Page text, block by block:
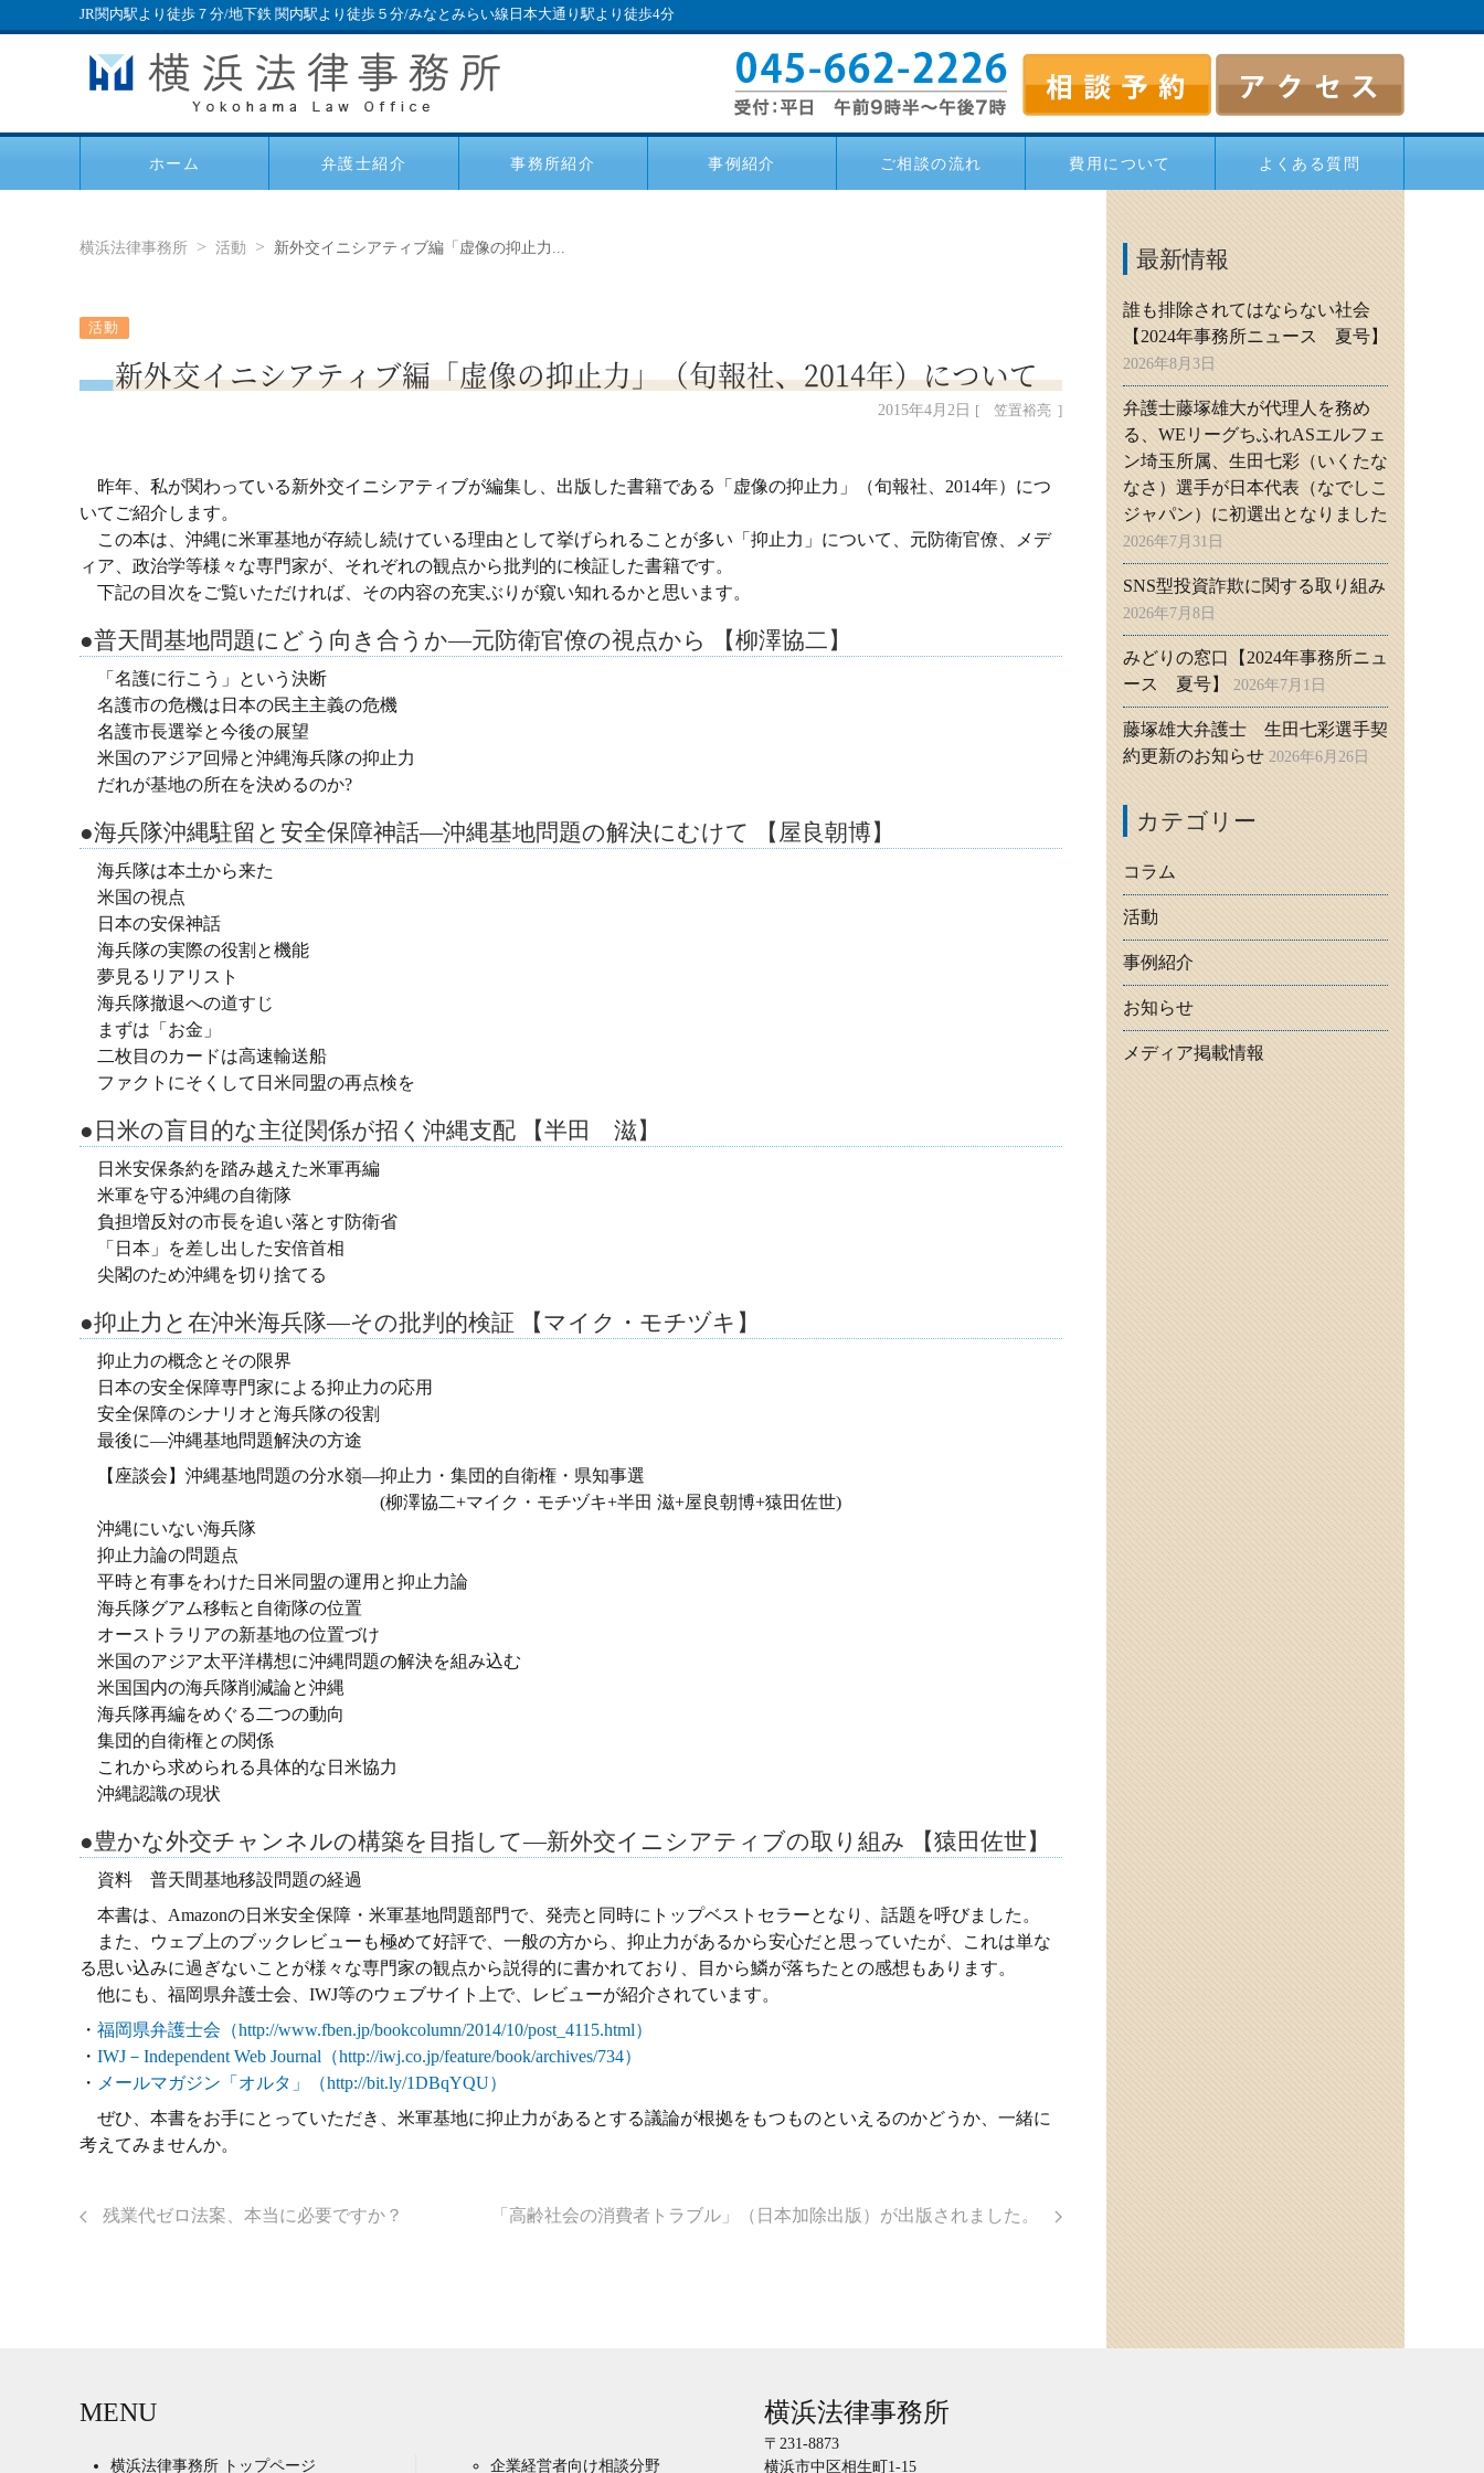
JR関内駅より徒歩７分/地下鉄 関内駅より徒歩５分/みなとみらい線日本大通り駅より徒歩4分
ホーム 弁護士紹介 事務所紹介 事例紹介 ご相談の流れ 費用について よくある質問
横浜法律事務所 活動 新外交イニシアティブ編「虚像の抑止力...
活動
新外交イニシアティブ編「虚像の抑止力」（旬報社、2014年）について
2015年4月2日 笠置裕亮
昨年、私が関わっている新外交イニシアティブが編集し、出版した書籍である「虚像の抑止力」（旬報社、2014年）につ
いてご紹介します。
この本は、沖縄に米軍基地が存続し続けている理由として挙げられることが多い「抑止力」について、元防衛官僚、メデ
ィア、政治学等様々な専門家が、それぞれの観点から批判的に検証した書籍です。
下記の目次をご覧いただければ、その内容の充実ぶりが窺い知れるかと思います。
●普天間基地問題にどう向き合うか—元防衛官僚の視点から 【柳澤協二】
「名護に行こう」という決断
名護市の危機は日本の民主主義の危機
名護市長選挙と今後の展望
米国のアジア回帰と沖縄海兵隊の抑止力
だれが基地の所在を決めるのか?
●海兵隊沖縄駐留と安全保障神話―沖縄基地問題の解決にむけて 【屋良朝博】
海兵隊は本土から来た
米国の視点
日本の安保神話
海兵隊の実際の役割と機能
夢見るリアリスト
海兵隊撤退への道すじ
まずは「お金」
二枚目のカードは高速輸送船
ファクトにそくして日米同盟の再点検を
●日米の盲目的な主従関係が招く沖縄支配 【半田 滋】
日米安保条約を踏み越えた米軍再編
米軍を守る沖縄の自衛隊
負担増反対の市長を追い落とす防衛省
「日本」を差し出した安倍首相
尖閣のため沖縄を切り捨てる
●抑止力と在沖米海兵隊―その批判的検証 【マイク・モチヅキ】
抑止力の概念とその限界
日本の安全保障専門家による抑止力の応用
安全保障のシナリオと海兵隊の役割
最後に—沖縄基地問題解決の方途
【座談会】沖縄基地問題の分水嶺―抑止力・集団的自衛権・県知事選
(柳澤協二+マイク・モチヅキ+半田 滋+屋良朝博+猿田佐世)
沖縄にいない海兵隊
抑止力論の問題点
平時と有事をわけた日米同盟の運用と抑止力論
海兵隊グアム移転と自衛隊の位置
オーストラリアの新基地の位置づけ
米国のアジア太平洋構想に沖縄問題の解決を組み込む
米国国内の海兵隊削減論と沖縄
海兵隊再編をめぐる二つの動向
集団的自衛権との関係
これから求められる具体的な日米協力
沖縄認識の現状
●豊かな外交チャンネルの構築を目指して―新外交イニシアティブの取り組み 【猿田佐世】
資料 普天間基地移設問題の経過
本書は、Amazonの日米安全保障・米軍基地問題部門で、発売と同時にトップベストセラーとなり、話題を呼びました。
また、ウェブ上のブックレビューも極めて好評で、一般の方から、抑止力があるから安心だと思っていたが、これは単な
る思い込みに過ぎないことが様々な専門家の観点から説得的に書かれており、目から鱗が落ちたとの感想もあります。
他にも、福岡県弁護士会、IWJ等のウェブサイト上で、レビューが紹介されています。
・ 福岡県弁護士会（http://www.fben.jp/bookcolumn/2014/10/post_4115.html）
・ IWJ－Independent Web Journal（http://iwj.co.jp/feature/book/archives/734）
・ メールマガジン「オルタ」（http://bit.ly/1DBqYQU）
ぜひ、本書をお手にとっていただき、米軍基地に抑止力があるとする議論が根拠をもつものといえるのかどうか、一緒に
考えてみませんか。
残業代ゼロ法案、本当に必要ですか？ 「高齢社会の消費者トラブル」（日本加除出版）が出版されました。
最新情報
誰も排除されてはならない社会
【2024年事務所ニュース 夏号】
2026年8月3日
弁護士藤塚雄大が代理人を務め
る、WEリーグちふれASエルフェ
ン埼玉所属、生田七彩（いくたな
なさ）選手が日本代表（なでしこ
ジャパン）に初選出となりました
2026年7月31日
SNS型投資詐欺に関する取り組み
2026年7月8日
みどりの窓口【2024年事務所ニュ
ース 夏号】
2026年7月1日
藤塚雄大弁護士 生田七彩選手契
約更新のお知らせ 2026年6月26日
カテゴリー
コラム
活動
事例紹介
お知らせ
メディア掲載情報
MENU
横浜法律事務所 トップページ 企業経営者向け相談分野
横浜法律事務所
〒231-8873
横浜市中区相生町1-15